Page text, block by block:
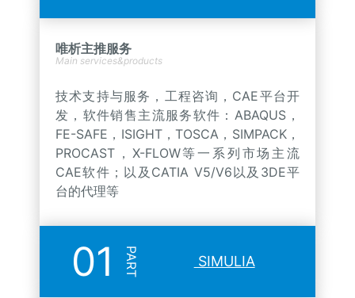
唯析主推服务
Main services&products
技术支持与服务，工程咨询，CAE平台开
发，软件销售主流服务软件：ABAQUS，
FE-SAFE，ISIGHT，TOSCA，SIMPACK，
PROCAST，X-FLOW等一系列市场主流
CAE软件；以及CATIA V5/V6以及3DE平
台的代理等
01 PART SIMULIA